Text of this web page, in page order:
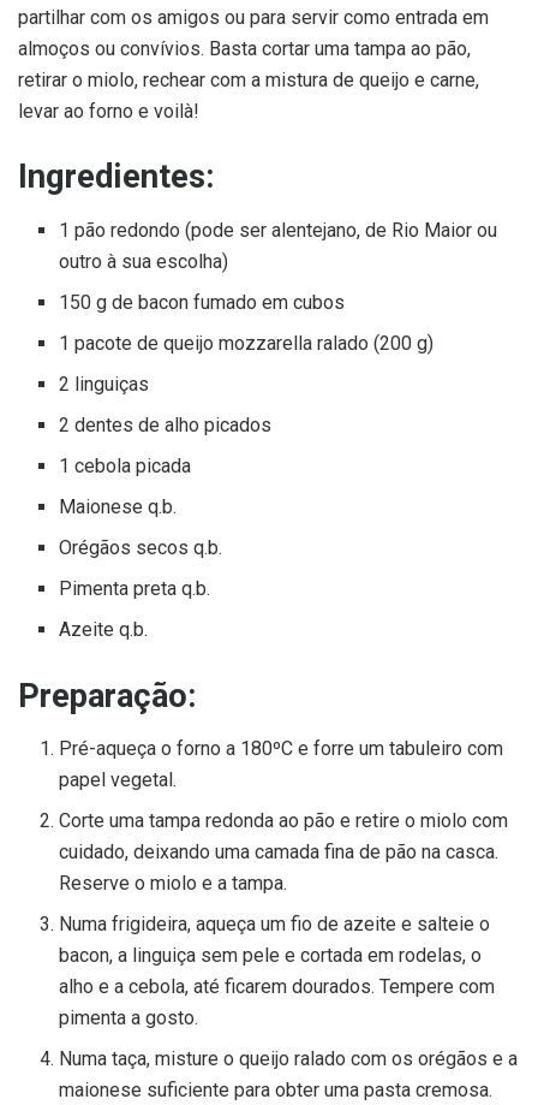
partilhar com os amigos ou para servir como entrada em
almoços ou convívios. Basta cortar uma tampa ao pão,
retirar o miolo, rechear com a mistura de queijo e carne,
levar ao forno e voilà!
Ingredientes:
1 pão redondo (pode ser alentejano, de Rio Maior ou
outro à sua escolha)
150 g de bacon fumado em cubos
1 pacote de queijo mozzarella ralado (200 g)
2 linguiças
2 dentes de alho picados
1 cebola picada
Maionese q.b.
Orégãos secos q.b.
Pimenta preta q.b.
Azeite q.b.
Preparação:
Pré-aqueça o forno a 180ºC e forre um tabuleiro com
papel vegetal.
Corte uma tampa redonda ao pão e retire o miolo com
cuidado, deixando uma camada fina de pão na casca.
Reserve o miolo e a tampa.
Numa frigideira, aqueça um fio de azeite e salteie o
bacon, a linguiça sem pele e cortada em rodelas, o
alho e a cebola, até ficarem dourados. Tempere com
pimenta a gosto.
Numa taça, misture o queijo ralado com os orégãos e a
maionese suficiente para obter uma pasta cremosa.